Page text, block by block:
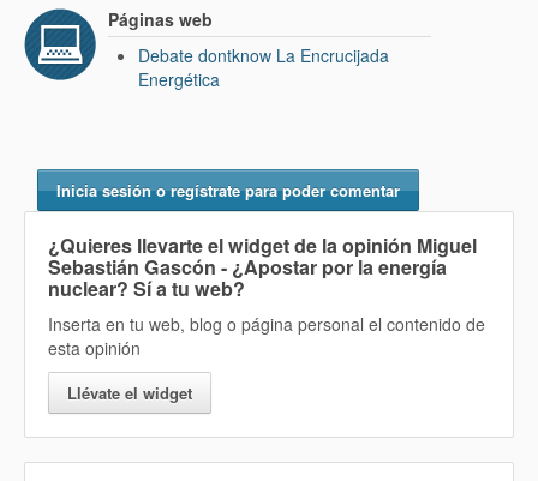
Páginas web
Debate dontknow La Encrucijada
Energética
Inicia sesión o regístrate para poder comentar
¿Quieres llevarte el widget de la opinión Miguel
Sebastián Gascón - ¿Apostar por la energía
nuclear? Sía tu web?
Inserta en tu web, blog o página personal el contenido de
esta opinión
Llévate el widget